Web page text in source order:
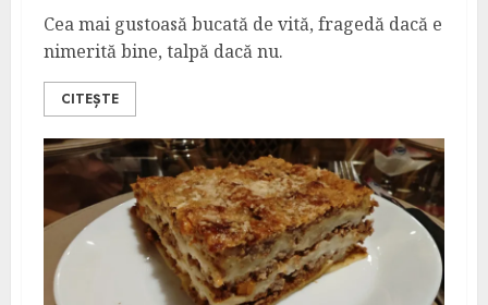
Cea mai gustoasă bucată de vită, fragedă dacă e
nimerită bine, talpă dacă nu.
CITEȘTE